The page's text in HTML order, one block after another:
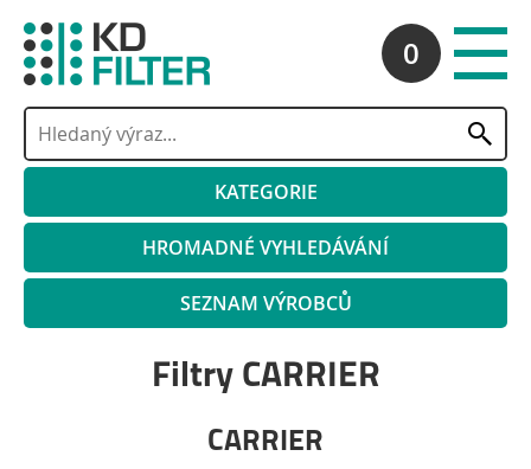
0
KATEGORIE
HROMADNÉ VYHLEDÁVÁNÍ
SEZNAM VÝROBCŮ
Filtry CARRIER
CARRIER